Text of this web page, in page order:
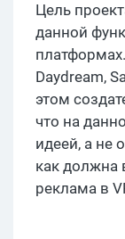
Цель
данной
Daydream,
этом
что на
идеей, а не
как должна
реклама в